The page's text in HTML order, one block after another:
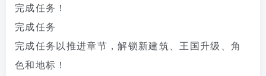
完成任务！
完成任务
完成任务以推进章节，解锁新建筑、王国升级、角
色和地标！